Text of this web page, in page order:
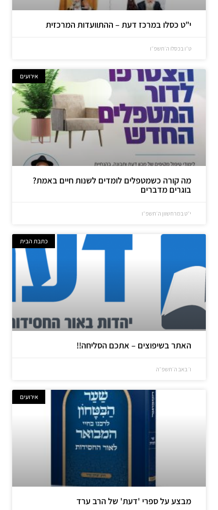
י"ט כסלו במרכז דעת – ההתוועדות המרכזית
ט״ו בכסלו ה׳תשפ״ו
אירועים
מה קורה כשמטפלים לומדים לשנות חיים באמת?
בוגרים מדברים
י״ט במרחשוון ה׳תשפ״ו
כתבת הבית
האתר בשיפוצים – אתכם הסליחה!!
ו׳ באב ה׳תשפ״ה
אירועים
מבצע על ספרי 'דעת' של הרב ערד